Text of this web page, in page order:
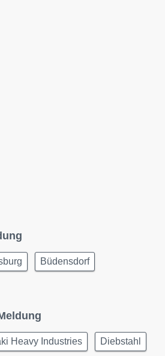
Büdensdorf
Heavy Industries Diebstahl